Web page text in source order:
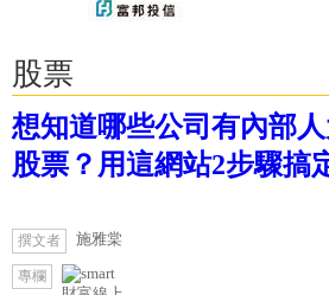
股票
想知道哪些公司有內部
股票？用這網站2步驟搞
撰文者 施雅棠
專欄